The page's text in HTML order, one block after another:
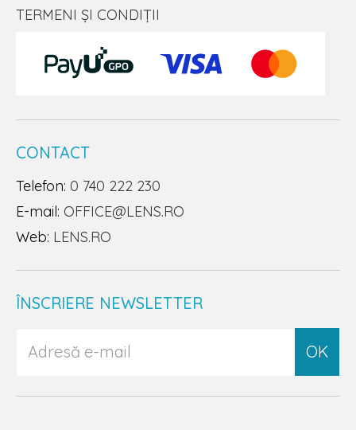
TERMENI ȘI CONDIȚII
CONTACT
Telefon: 0 740 222 230
E-mail: OFFICE@LENS.RO
Web: LENS.RO
ÎNSCRIERE NEWSLETTER
OK